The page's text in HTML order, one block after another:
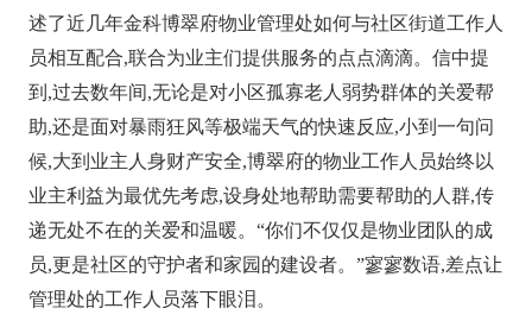
述了近几年金科博翠府物业管理处如何与社区街道工作人
员相互配合,联合为业主们提供服务的点点滴滴。信中提
到,过去数年间,无论是对小区孤寡老人弱势群体的关爱帮
助,还是面对暴雨狂风等极端天气的快速反应,小到一句问
候,大到业主人身财产安全,博翠府的物业工作人员始终以
业主利益为最优先考虑,设身处地帮助需要帮助的人群,传
递无处不在的关爱和温暖。“你们不仅仅是物业团队的成
员,更是社区的守护者和家园的建设者。”寥寥数语,差点让
管理处的工作人员落下眼泪。